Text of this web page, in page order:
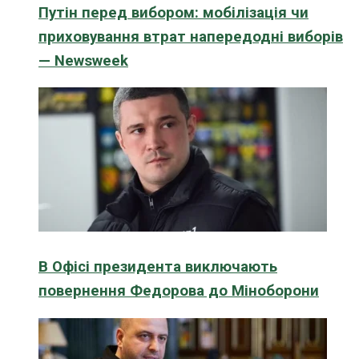
Путін перед вибором: мобілізація чи
приховування втрат напередодні виборів
— Newsweek
В Офісі президента виключають
повернення Федорова до Міноборони